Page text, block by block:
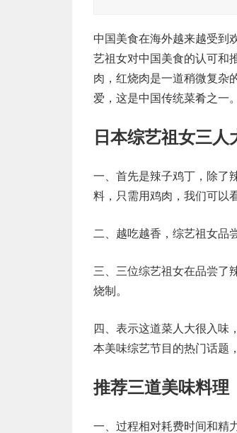
中国美食在海外越来越受到
艺祖女对中国美食的认可和
肉，红烧肉是一道稍微复杂
爱，这是中国传统菜肴之一
日本综艺祖女三人
一、首先是辣子鸡丁，除了
料，只需用鸡肉，我们可以
二、越吃越香，综艺祖女品
三、三位综艺祖女在品尝了
烧制。
四、表示这道菜人大很入味
本美味综艺节目的热门话题
推荐三道美味料理
一、过程相对耗费时间和精